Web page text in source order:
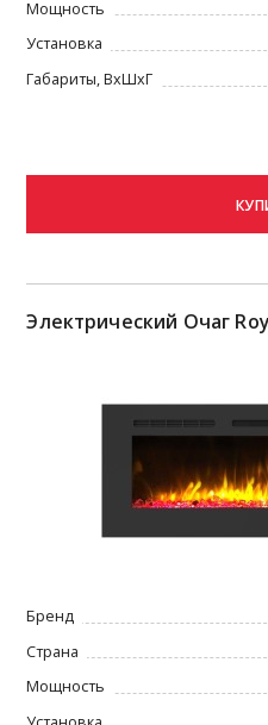
Мощность
Установка
Габариты, ВxШxГ
Электрический Очаг
Бренд
Страна
Мощность